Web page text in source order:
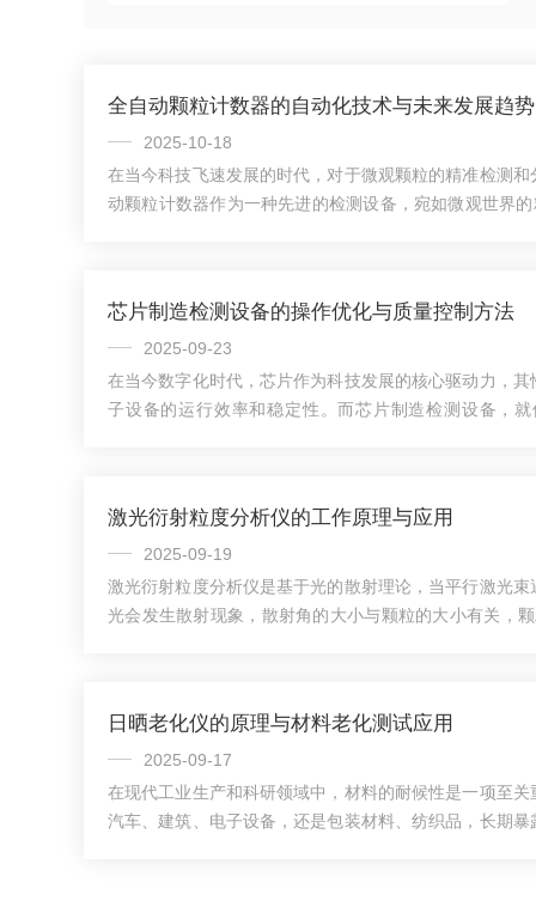
全自动颗粒计数器的自动化技术与未来发展趋势
2025-10-18
在当今科技飞速发展的时代，对于微观颗粒的精准检测
动颗粒计数器作为一种先进的检测设备，宛如微观世界的
是利用颗粒通过小孔时引起的电阻变化来进行检测。它
统、数据处理系统和显示系统等部分组成。进样系统能...
芯片制造检测设备的操作优化与质量控制方法
2025-09-23
在当今数字化时代，芯片作为科技发展的核心驱动力，
子设备的运行效率和稳定性。而芯片制造检测设备，
全面、细致的检测，确保芯片的质量符合标准。在光刻
案转移到硅片上的关键步骤，其精度直接决定了芯片的性
激光衍射粒度分析仪的工作原理与应用
2025-09-19
激光衍射粒度分析仪是基于光的散射理论，当平行激光
光会发生散射现象，散射角的大小与颗粒的大小有关，
导生产工艺优化。锂电池材料：控制正负极材料的粒径
循环寿命。3D打印：精准调控金属或陶瓷粉末的粒...
日晒老化仪的原理与材料老化测试应用
2025-09-17
在现代工业生产和科研领域中，材料的耐候性是一项至
汽车、建筑、电子设备，还是包装材料、纺织品，长期